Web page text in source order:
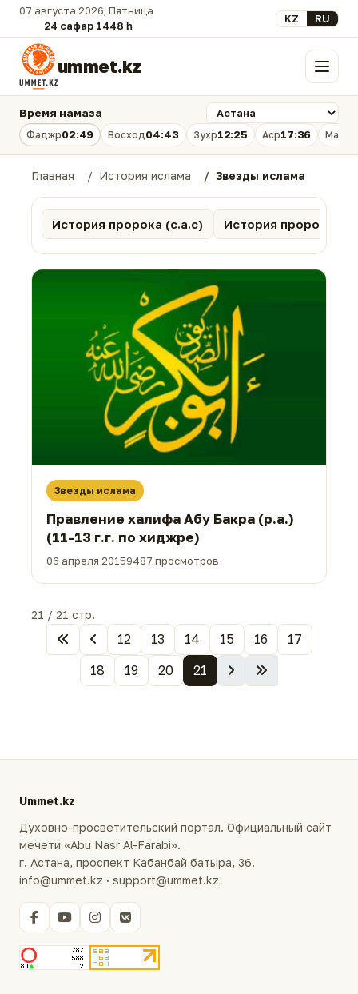
07 августа 2026, Пятница
24 сафар 1448 һ.
Выберите язык
KZ RU
ummet.kz Меню
Время намаза
Фаджр02:49 Восход04:43 Зухр12:25 Аср17:36
Главная История ислама Звезды ислама
История пророка (с.а.с) История пророков
Звезды ислама
Правление халифа Абу Бакра (р.а.)
(11-13 г.г. по хиджре)
06 апреля 20159487 просмотров
21 / 21 стр.
12 13 14 15 16
17
18
19 20 21
Ummet.kz
Духовно-просветительский портал. Официальный сайт
мечети «Abu Nasr Al-Farabi».
г. Астана, проспект Кабанбай батыра, 36.
info@ummet.kz · support@ummet.kz